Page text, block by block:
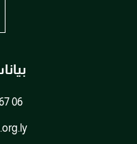
06